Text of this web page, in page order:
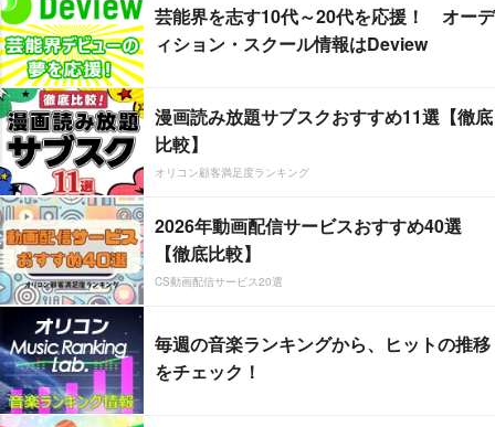
芸能界を志す10代～20代を応援！ オーデ
ィション・スクール情報はDeview
漫画読み放題サブスクおすすめ11選【徹底
比較】
オリコン顧客満足度ランキング
2026年動画配信サービスおすすめ40選
【徹底比較】
CS動画配信サービス20選
毎週の音楽ランキングから、ヒットの推移
をチェック！